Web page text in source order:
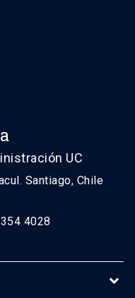
UC
Santiago, Chile
4028